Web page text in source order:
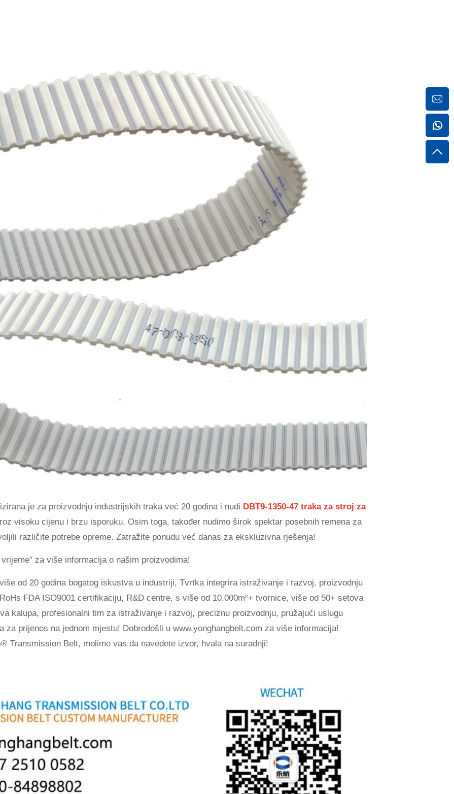
je za proizvodnju industrijskih traka već 20 godina i nudi DBT9-1350-47 traka za stroj za
visoku cijenu i brzu isporuku. Osim toga, također nudimo širok spektar posebnih remena za
različite potrebe opreme. Zatražite ponudu već danas za ekskluzivna rješenja!
za više informacija o našim proizvodima!
od 20 godina bogatog iskustva u industriji, Tvrtka integrira istraživanje i razvoj, proizvodnju
FDA ISO9001 certifikaciju, R&D centre, s više od 10.000m²+ tvornice, više od 50+ setova
kalupa, profesionalni tim za istraživanje i razvoj, preciznu proizvodnju, pružajući uslugu
za prijenos na jednom mjestu! Dobrodošli u www.yonghangbelt.com za više informacija!
Transmission Belt, molimo vas da navedete izvor, hvala na suradnji!